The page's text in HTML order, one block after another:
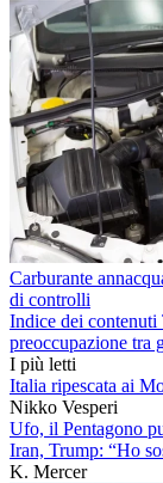
Carburante
di controlli
Indice dei contenuti
preoccupazione tra
I più letti
Italia ripescata ai
Nikko Vesperi
Ufo, il Pentagono
Iran, Trump: “Ho
K. Mercer